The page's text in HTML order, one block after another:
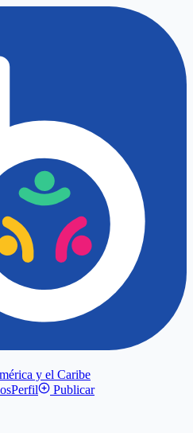
y el Caribe
Perfil Publicar